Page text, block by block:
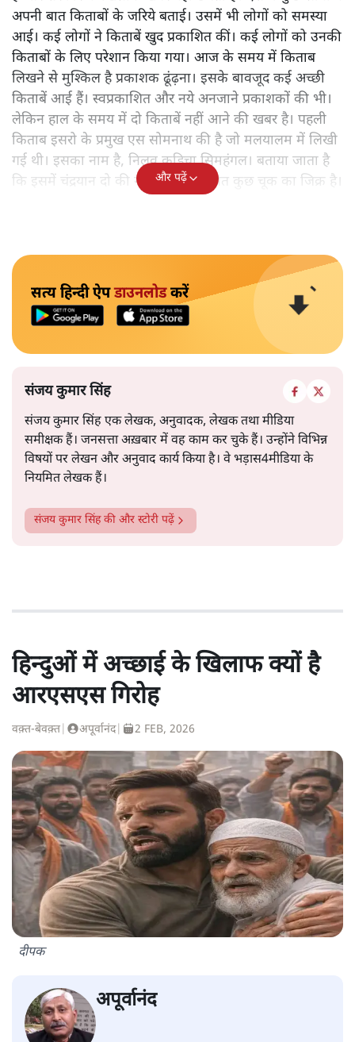
अपनी बात किताबों के जरिये बताई। उसमें भी लोगों को समस्या
आई। कई लोगों ने किताबें खुद प्रकाशित कीं। कई लोगों को उनकी
किताबों के लिए परेशान किया गया। आज के समय में किताब
लिखने से मुश्किल है प्रकाशक ढूंढ़ना। इसके बावजूद कई अच्छी
किताबें आई हैं। स्वप्रकाशित और नये अनजाने प्रकाशकों की भी।
लेकिन हाल के समय में दो किताबें नहीं आने की खबर है। पहली
किताब इसरो के प्रमुख एस सोमनाथ की है जो मलयालम में लिखी
गई थी। इसका नाम है, निलवु कुडिचा सिमहंगल। बताया जाता है
कि इसमें चंद्रयान दो की नाकामी से संबंधित कुछ चूक का जिक्र है।
और पढ़ें
सत्य हिन्दी ऐपडाउनलोडकरें
संजय कुमार सिंह
संजय कुमार सिंह एक लेखक, अनुवादक, लेखक तथा मीडिया
समीक्षक हैं। जनसत्ता अख़बार में वह काम कर चुके हैं। उन्होंने विभिन्न
विषयों पर लेखन और अनुवाद कार्य किया है। वे भड़ास4मीडिया के
नियमित लेखक हैं।
संजय कुमार सिंहकी और स्टोरी पढ़ें
हिन्दुओं में अच्छाई के खिलाफ क्यों है
आरएसएस गिरोह
वक़्त-बेवक़्त अपूर्वानंद| 2 FEB, 2026
दीपक
अपूर्वानंद